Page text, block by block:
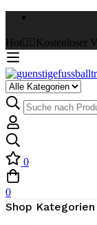
Hot ✌🏼Kostenloser
Select
a
Category
Suche
nach:
0
0
Shop Kategorien